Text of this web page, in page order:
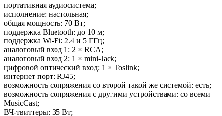
портативная аудиосистема;
исполнение: настольная;
общая мощность: 70 Вт;
поддержка Bluetooth: до 10 м;
поддержка Wi-Fi: 2.4 и 5 ГГц;
аналоговый вход 1: 2 × RCA;
аналоговый вход 2: 1 × mini-Jack;
цифровой оптический вход: 1 × Toslink;
интернет порт: RJ45;
возможность сопряжения со второй такой же системой: есть;
возможность сопряжения с другими устройствами: со всеми
MusicCast;
ВЧ-твиттеры: 35 Вт;